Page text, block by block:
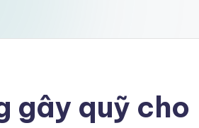
gây quỹ cho